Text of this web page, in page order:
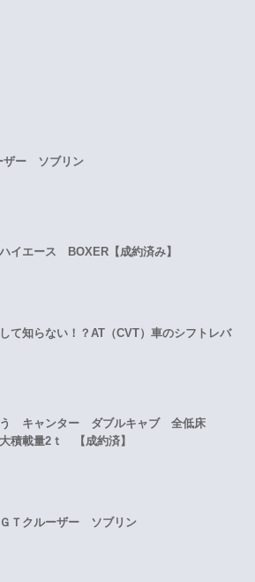
ザー ソブリン
ハイエース BOXER【成約済み】
して知らない！？AT（CVT）車のシフトレバ
う キャンター ダブルキャブ 全低床
積載量2ｔ 【成約済】
ＧＴクルーザー ソブリン